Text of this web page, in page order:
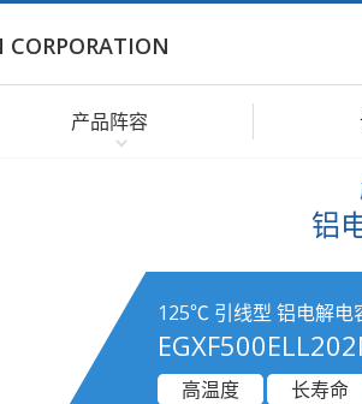
产品阵容
铝
125℃ 引线型 铝电解电
高温度
长寿命